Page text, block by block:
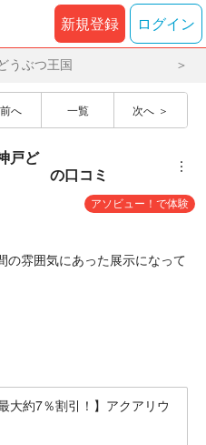
新規登録 ログイン
うぶつ王国
前へ 一覧 次へ
戸ど
の口コミ ︙
アソビュー！で体験
の雰囲気にあった展示になって
大約7％割引！】アクアリウ